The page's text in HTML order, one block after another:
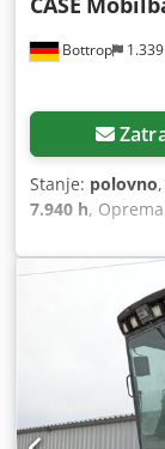
Bottrop
Stanje: polovno
7.940 h,
Mobilni bager
bager) Broj
Case Snaga
ukupna masa:
za transport:
- Upravljanje
vam pružiti
pomoć naših
Podložno